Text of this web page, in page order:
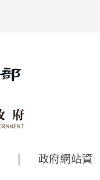
| 政府網站資